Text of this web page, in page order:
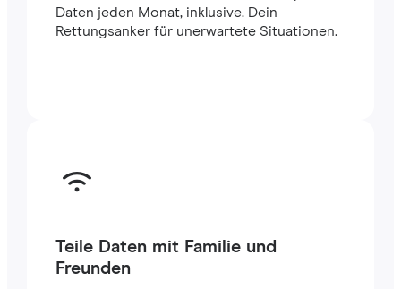
Daten jeden Monat, inklusive. Dein
Rettungsanker für unerwartete Situationen.
Teile Daten mit Familie und
Freunden